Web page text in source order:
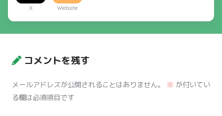
X Website
コメントを残す
メールアドレスが公開されることはありません。 ※ が付いてい
る欄は必須項目です